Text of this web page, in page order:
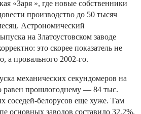
«Заря », где новые собственники
производство до 50 тысяч
Астрономический
на Златоустовском заводе
это скорее показатель не
а провального 2002-го.
механических секундомеров на
равен прошлогоднему — 84 тыс.
соседей-белорусов еще хуже. Там
основных заводов составило 32,2%.